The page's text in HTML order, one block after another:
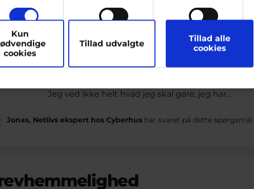
Kun
cookies
Tillad udvalgte
Tillad alle
cookies
Min ex har fortalt mig for et par dage siden at
for ca. 4 år siden. På det tidspunkt var vi 15-16.
Jeg ved også at han optog en video af sin anden
Jeg ved ikke helt hvad jeg skal gøre, jeg har...
Jonas, Netlivs ekspert hos Cyberhus har svaret på dette spørgsmål